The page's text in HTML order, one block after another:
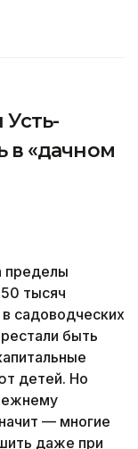
в «дачном
пределы
тысяч
садоводческих
быть
детей. Но
— многие
даже при